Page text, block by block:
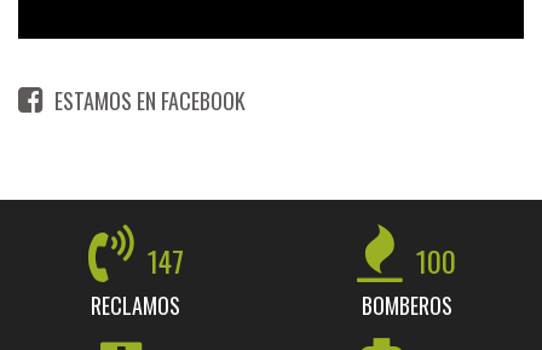
ESTAMOS EN FACEBOOK
147
RECLAMOS
100
BOMBEROS